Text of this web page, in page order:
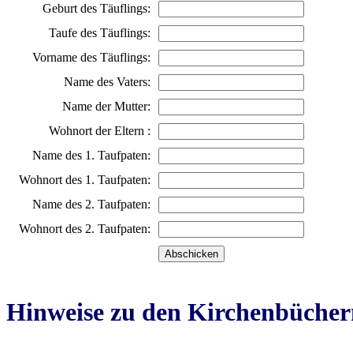
Geburt des Täuflings:
Taufe des Täuflings:
Vorname des Täuflings:
Name des Vaters:
Name der Mutter:
Wohnort der Eltern :
Name des 1. Taufpaten:
Wohnort des 1. Taufpaten:
Name des 2. Taufpaten:
Wohnort des 2. Taufpaten:
Hinweise zu den